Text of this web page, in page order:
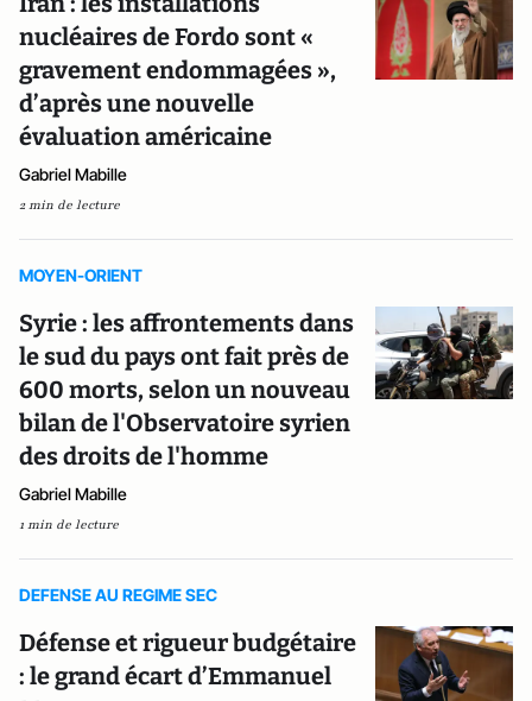
nucléaires de Fordo sont «
gravement endommagées »,
d’après une nouvelle
évaluation américaine
Gabriel Mabille
2 min de lecture
MOYEN-ORIENT
Syrie : les affrontements dans
le sud du pays ont fait près de
600 morts, selon un nouveau
bilan de l'Observatoire syrien
des droits de l'homme
Gabriel Mabille
1 min de lecture
DEFENSE AU REGIME SEC
Défense et rigueur budgétaire
: le grand écart d’Emmanuel